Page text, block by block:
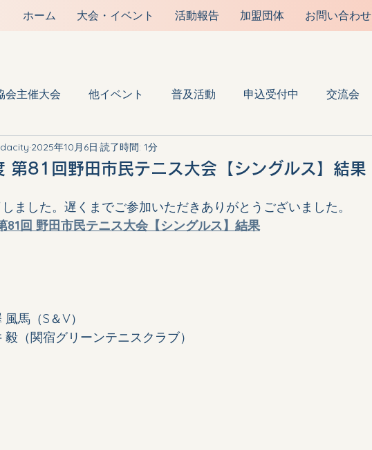
野田市テニス協会
ホーム 大会・イベント 活動報告 加盟団体 お問い合わせ
会主催大会 他イベント 普及活動 申込受付中 交流会
第81回野田市民テニス大会【シングルス】結果
2025年10月6日 読了時間: 1分
ました。遅くまでご参加いただきありがとうございました。
81回 野田市民テニス大会【シングルス】結果
馬（S＆V）
（関宿グリーンテニスクラブ）